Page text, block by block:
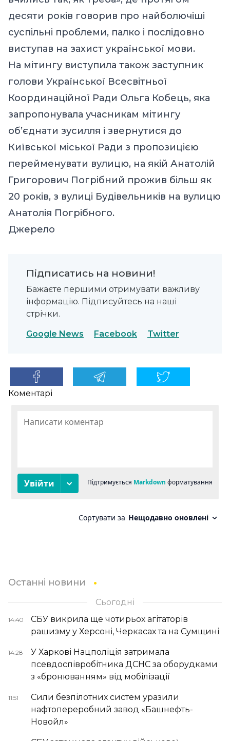
десяти років говорив про найболючіші
суспільні проблеми, палко і послідовно
виступав на захист української мови.
На мітингу виступила також заступник
голови Української Всесвітньої
Координаційної Ради Ольга Кобець, яка
запропонувала учасникам мітингу
об’єднати зусилля і звернутися до
Київської міської Ради з пропозицією
перейменувати вулицю, на якій Анатолій
Григорович Погрібний прожив більш як
20 років, з вулиці Будівельників на вулицю
Анатолія Погрібного.
Джерело
Підписатись на новини!
Бажаєте першими отримувати важливу
інформацію. Підписуйтесь на наші
стрічки.
Google News Facebook Twitter
Коментарі
Останні новини
Сьогодні
14:40
СБУ викрила ще чотирьох агітаторів
рашизму у Херсоні, Черкасах та на Сумщині
14:28
У Харкові Нацполіція затримала
псевдоспівробітника ДСНС за оборудками
з «бронюванням» від мобілізації
11:51
Сили безпілотних систем уразили
нафтопереробний завод «Башнефть-
Новойл»